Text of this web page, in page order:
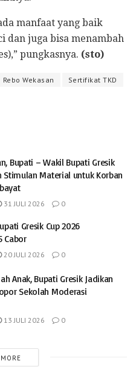
manfaat yang baik
dan juga bisa menambah
pungkasnya. (sto)
Rebo Wekasan
Sertifikat TKD
Bupati – Wakil Bupati Gresik
Stimulan Material untuk Korban
31 JULI 2026 0
Gresik Cup 2026
Cabor
20 JULI 2026 0
Anak, Bupati Gresik Jadikan
Sekolah Moderasi
13 JULI 2026 0